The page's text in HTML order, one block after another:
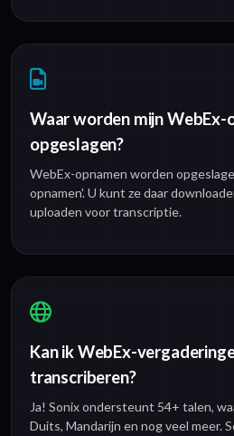
Waar worden mijn WebEx-
opgeslagen?
WebEx-opnamen worden
opnamen'. U kunt ze daar
uploaden voor transcriptie.
Kan ik WebEx-
transcriberen?
Ja! Sonix ondersteunt 54+ talen,
Duits, Mandarijn en nog veel meer.